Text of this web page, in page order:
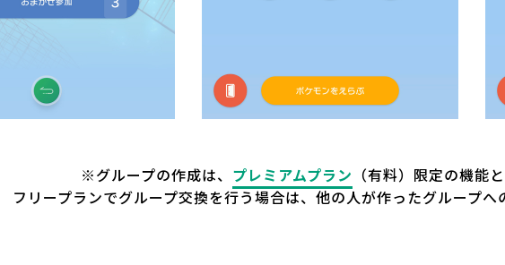
※グループの作成は、 プレミアムプラン （有料）限定の機能
フリープランでグループ交換を行う場合は、他の人が作ったグループへ